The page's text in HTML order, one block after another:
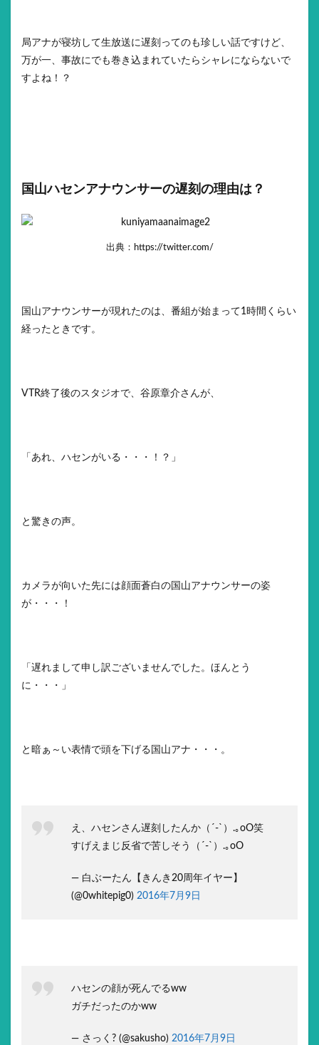
局アナが寝坊して生放送に遅刻ってのも珍しい話ですけど、
万が一、事故にでも巻き込まれていたらシャレにならないで
すよね！？
国山ハセンアナウンサーの遅刻の理由は？
出典：https://twitter.com/
国山アナウンサーが現れたのは、番組が始まって1時間くらい
経ったときです。
VTR終了後のスタジオで、谷原章介さんが、
「あれ、ハセンがいる・・・！？」
と驚きの声。
カメラが向いた先には顔面蒼白の国山アナウンサーの姿
が・・・！
「遅れまして申し訳ございませんでした。ほんとう
に・・・」
と暗ぁ～い表情で頭を下げる国山アナ・・・。
え、ハセンさん遅刻したんか（´-`）.｡oO笑
すげえまじ反省で苦しそう（´-`）.｡oO
— 白ぶーたん【きんき20周年イヤー】
(@0whitepig0) 2016年7月9日
ハセンの顔が死んでるww
ガチだったのかww
— さっく? (@sakusho) 2016年7月9日